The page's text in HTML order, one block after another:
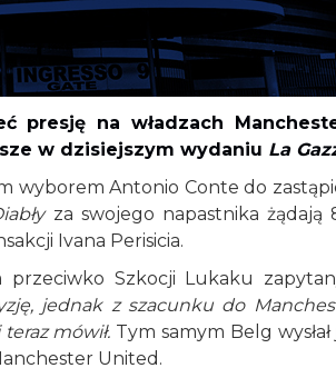
presję na władzach
w dzisiejszym wydaniu La
wyborem Antonio Conte do
za swojego napastnika
Ivana Perisicia.
Szkocji Lukaku
jednak z szacunku do
mówił. Tym samym Belg
United.